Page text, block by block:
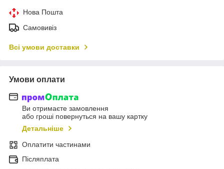
Нова Пошта
Самовивіз
Всі умови доставки
Умови оплати
Ви отримаєте замовлення
або гроші повернуться на вашу картку
Детальніше
Оплатити частинами
Післяплата